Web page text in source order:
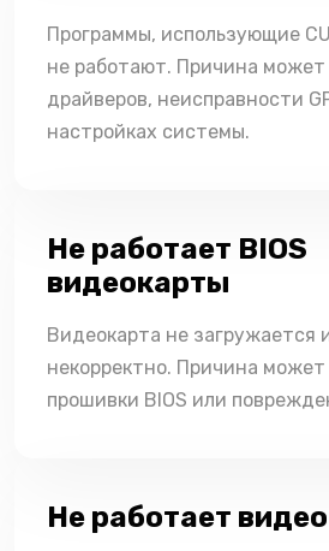
Программы, использующие
не работают. Причина может
драйверов, неисправности
настройках системы.
Не работает BIOS
видеокарты
Видеокарта не загружается
некорректно. Причина может
прошивки BIOS или
Не работает